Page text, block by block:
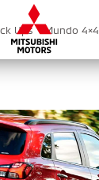
Ups Mundo 4×4